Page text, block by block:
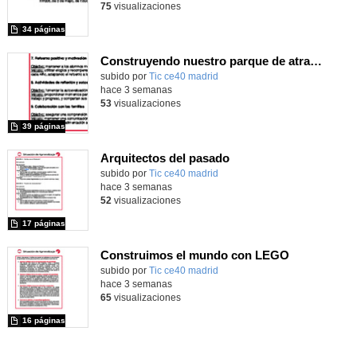
34 páginas
75visualizaciones
Construyendo nuestro parque de atracciones
subido por Tic ce40 madrid
39 páginas
hace 3 semanas
53visualizaciones
Arquitectos del pasado
subido por Tic ce40 madrid
17 páginas
hace 3 semanas
52 visualizaciones
Construimos el mundo con LEGO
subido por Tic ce40 madrid
16 páginas
hace 3 semanas
65visualizaciones